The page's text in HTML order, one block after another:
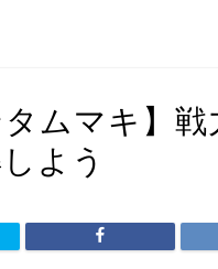
タムマキ】
よう